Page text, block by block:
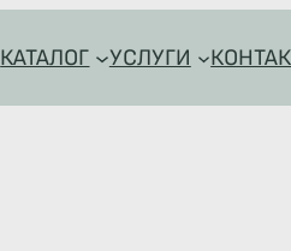
КАТАЛОГ УСЛУГИ